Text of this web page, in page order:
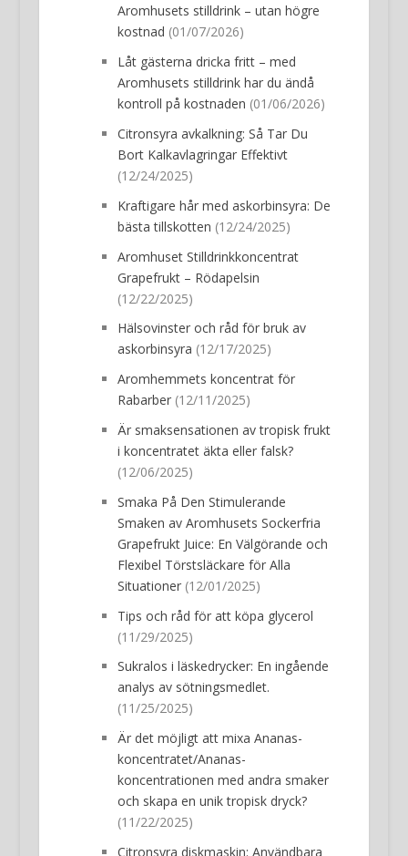
Aromhusets stilldrink – utan högre
kostnad (01/07/2026)
Låt gästerna dricka fritt – med
Aromhusets stilldrink har du ändå
kontroll på kostnaden (01/06/2026)
Citronsyra avkalkning: Så Tar Du
Bort Kalkavlagringar Effektivt
(12/24/2025)
Kraftigare hår med askorbinsyra: De
bästa tillskotten (12/24/2025)
Aromhuset Stilldrinkkoncentrat
Grapefrukt – Rödapelsin
(12/22/2025)
Hälsovinster och råd för bruk av
askorbinsyra (12/17/2025)
Aromhemmets koncentrat för
Rabarber(12/11/2025)
Är smaksensationen av tropisk frukt
i koncentratet äkta eller falsk?
(12/06/2025)
Smaka På Den Stimulerande
Smaken av Aromhusets Sockerfria
Grapefrukt Juice: En Välgörande och
Flexibel Törstsläckare för Alla
Situationer(12/01/2025)
Tips och råd för att köpa glycerol
(11/29/2025)
Sukralos i läskedrycker: En ingående
analys av sötningsmedlet.
(11/25/2025)
Är det möjligt att mixa Ananas-
koncentratet/Ananas-
koncentrationen med andra smaker
och skapa en unik tropisk dryck?
(11/22/2025)
Citronsyra diskmaskin: Användbara